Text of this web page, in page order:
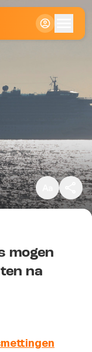
Klein
Standaard
Groot
mogen
na